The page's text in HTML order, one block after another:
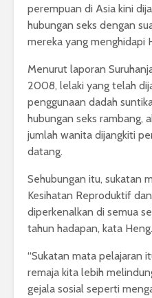
perempuan di Asia kini
hubungan seks dengan
mereka yang menghidapi
Menurut laporan
2008, lelaki yang telah
penggunaan dadah
hubungan seks rambang,
jumlah wanita dijangkiti
datang.
Sehubungan itu, sukatan
Kesihatan Reproduktif
diperkenalkan di semua
tahun hadapan, kata Heng.
“Sukatan mata pelajaran
remaja kita lebih
gejala sosial seperti